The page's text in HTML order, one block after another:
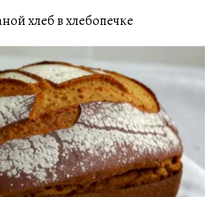
хлеб в хлебопечке